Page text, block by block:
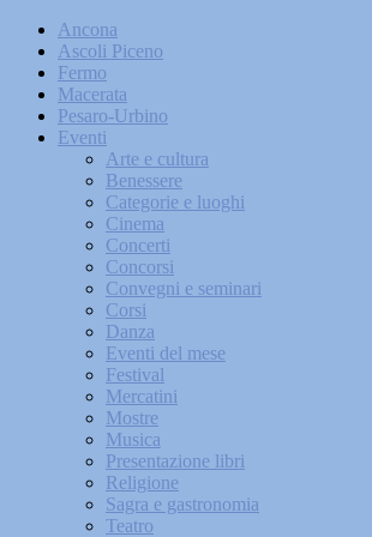
Ancona
Ascoli Piceno
Fermo
Macerata
Pesaro-Urbino
Eventi
Arte e cultura
Benessere
Categorie e luoghi
Cinema
Concerti
Concorsi
Convegni e seminari
Corsi
Danza
Eventi del mese
Festival
Mercatini
Mostre
Musica
Presentazione libri
Religione
Sagra e gastronomia
Teatro